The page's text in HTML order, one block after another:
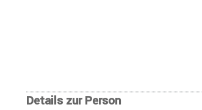
Details zur Person